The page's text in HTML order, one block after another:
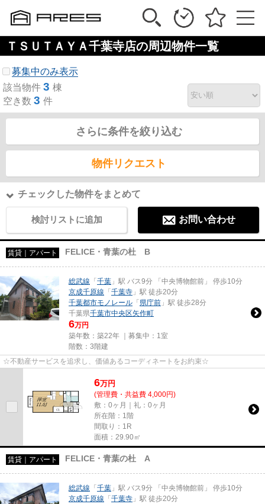
ＴＳＵＴＡＹＡ千葉寺店の周辺物件一覧
募集中のみ表示
該当物件 3 棟
空き数 3 件
さらに条件を絞り込む
物件リクエスト
チェックした物件をまとめて
検討リストに追加 お問い合わせ
賃貸｜アパート FELICE・青葉の杜 B
総武線 「 千葉 」駅 バス9分 「中央博物館前」 停歩10分
京成千原線 「 千葉寺 」駅 徒歩20分
千葉都市モノレール 「 県庁前 」駅 徒歩28分
千葉県千葉市中央区矢作町
6万円
築年数：築22年 ｜募集中： 1室
階数：3階建
☆不動産サービスを追求し、価値あるコーディネートをお約束☆
6万円
(管理費・共益費 4,000円)
敷：0ヶ月｜礼：0ヶ月
所在階：1階
間取り：1R
面積：29.90㎡
賃貸｜アパート FELICE・青葉の杜 A
総武線 「 千葉 」駅 バス9分 「中央博物館前」 停歩10分
京成千原線 「 千葉寺 」駅 徒歩20分